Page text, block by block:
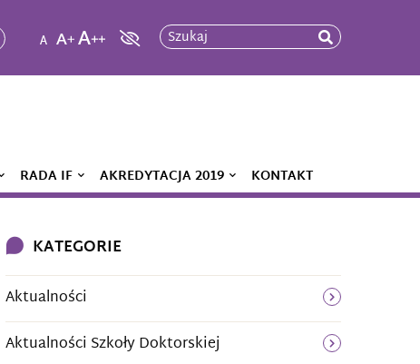
Szukaj
RADA IF AKREDYTACJA 2019 KONTAKT
KATEGORIE
Aktualności
Aktualności Szkoły Doktorskiej